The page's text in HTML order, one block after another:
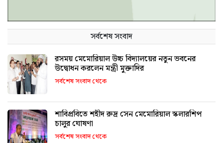
সর্বশেষ সংবাদ
রসময় মেমোরিয়াল উচ্চ বিদ্যালয়ের নতুন ভবনের
উদ্বোধন করলেন মন্ত্রী মুক্তাদির
সর্বশেষ সংবাদ থেকে
শাবিপ্রবিতে শহীদ রুদ্র সেন মেমোরিয়াল স্কলারশিপ
চালুর ঘোষণা
সর্বশেষ সংবাদ থেকে